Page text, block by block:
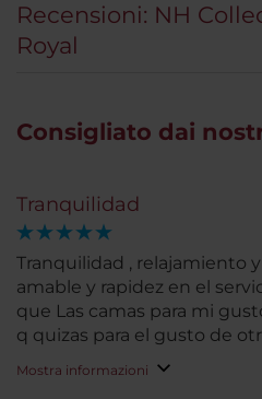
Recensioni: NH
Royal
Consigliato dai
Tranquilidad
Tranquilidad , relajamiento
amable y rapidez en el
que Las camas para mi
q quizas para el gusto de
Mostra informazioni